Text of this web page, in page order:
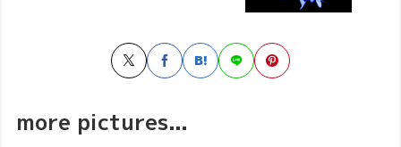
more pictures...